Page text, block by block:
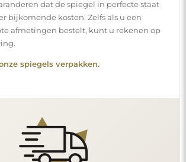
de productie en de levering van de
installatie onder uw
valt. Gezien de specifieke
aan. Dit geeft u de vrijheid om de
stap voor stap.